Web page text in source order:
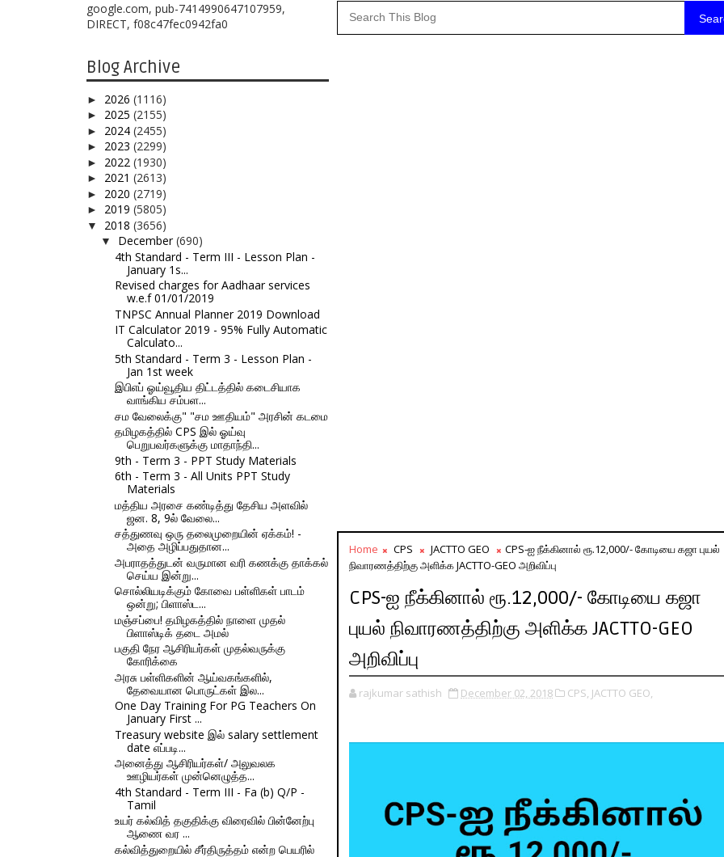
google.com, pub-7414990647107959,
DIRECT, f08c47fec0942fa0
Blog Archive
► 2026 (1116)
► 2025 (2155)
► 2024 (2455)
► 2023 (2299)
► 2022 (1930)
► 2021 (2613)
► 2020 (2719)
► 2019 (5805)
▼ 2018 (3656)
▼ December(690)
4th Standard - Term III - Lesson Plan -
January 1s...
Revised charges for Aadhaar services
w.e.f 01/01/2019
TNPSC Annual Planner 2019 Download
IT Calculator 2019 - 95% Fully Automatic
Calculato...
5th Standard - Term 3 - Lesson Plan -
Jan 1st week
இபிஎப் ஓய்வூதிய திட்டத்தில் கடைசியாக
வாங்கிய சம்பள...
சம வேலைக்கு" "சம ஊதியம்" அரசின் கடமை
தமிழகத்தில் CPS இல் ஓய்வு
பெறுபவர்களுக்கு மாதாந்தி...
9th - Term 3 - PPT Study Materials
6th - Term 3 - All Units PPT Study
Materials
மத்திய அரசை கண்டித்து தேசிய அளவில்
ஜன. 8, 9ல் வேலை...
சத்துணவு ஒரு தலைமுறையின் ஏக்கம்! -
அதை அழிப்பதுதான...
அபராதத்துடன் வருமான வரி கணக்கு தாக்கல்
செய்ய இன்று...
சொல்லியடிக்கும் கோவை பள்ளிகள் பாடம்
ஒன்று; பிளாஸ்ட...
மஞ்சப்பை! தமிழகத்தில் நாளை முதல்
பிளாஸ்டிக் தடை அமல்
பகுதி நேர ஆசிரியர்கள் முதல்வருக்கு
கோரிக்கை
அரசு பள்ளிகளின் ஆய்வகங்களில்,
தேவையான பொருட்கள் இல...
One Day Training For PG Teachers On
January First ...
Treasury website இல் salary settlement
date எப்படி...
அனைத்து ஆசிரியர்கள்/ அலுவலக
ஊழியர்கள் முன்னெழுத்த...
4th Standard - Term III - Fa (b) Q/P -
Tamil
உயர் கல்வித் தகுதிக்கு விரைவில் பின்னேற்பு
ஆணை வர ...
கல்வித்துறையில் சீர்திருத்தம் என்ற பெயரில்
Home CPS JACTTO GEO
CPS-ஐ நீக்கினால் ரூ.12,000/- கோடியை கஜா புயல்
நிவாரணத்திற்கு அளிக்க JACTTO-GEO அறிவிப்பு
CPS-ஐ நீக்கினால் ரூ.12,000/- கோடியை கஜா
புயல் நிவாரணத்திற்கு அளிக்க JACTTO-GEO
அறிவிப்பு
rajkumar sathish December 02, 2018 CPS, JACTTO GEO,